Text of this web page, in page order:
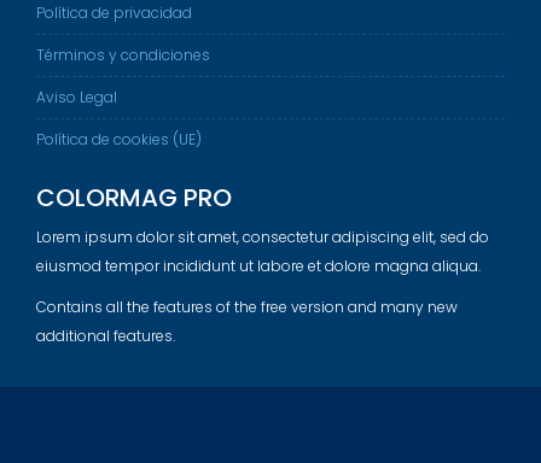
Política de privacidad
Términos y condiciones
Aviso Legal
Política de cookies (UE)
COLORMAG PRO
Lorem ipsum dolor sit amet, consectetur adipiscing elit, sed do
eiusmod tempor incididunt ut labore et dolore magna aliqua.
Contains all the features of the free version and many new
additional features.